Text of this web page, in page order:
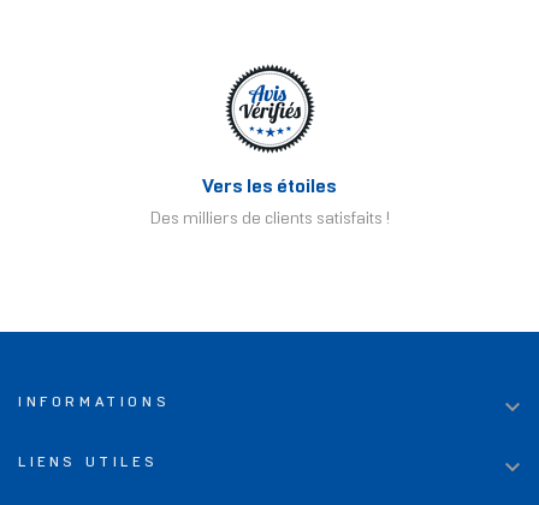
Vers les étoiles
Des milliers de clients satisfaits !
INFORMATIONS 
LIENS UTILES 